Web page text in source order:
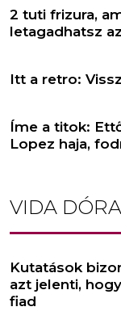
2 tuti frizura,
letagadhatsz
Itt a retro:
Íme a titok:
Lopez haja,
VIDA DÓRA
Kutatások
azt jelenti,
fiad